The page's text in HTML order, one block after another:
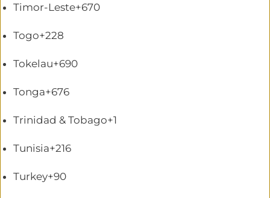
Timor-Leste+670
Togo+228
Tokelau+690
Tonga+676
Trinidad & Tobago+1
Tunisia+216
Turkey+90